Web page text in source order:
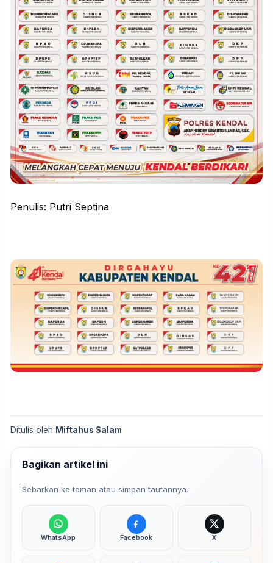
Penulis: Putri Septina
Ditulis oleh Miftahus Salam
Bagikan artikel ini
Sebarkan ke teman atau simpan tautannya.
WhatsApp Facebook X